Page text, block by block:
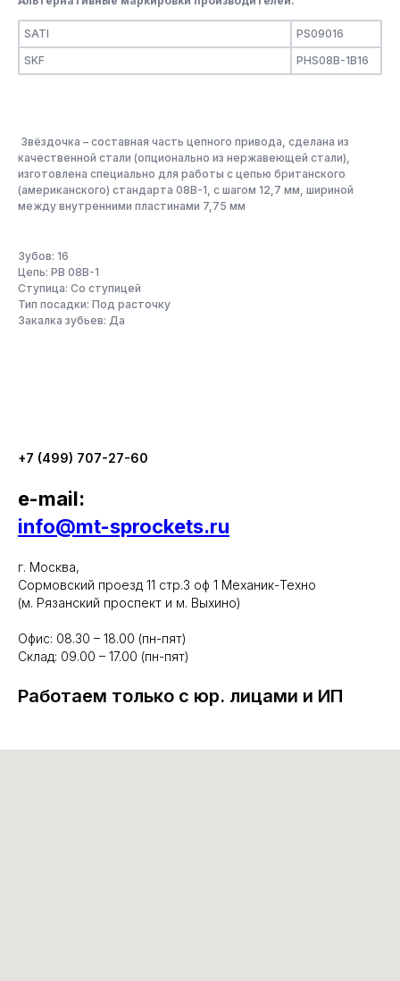
SATI
PS09016
SKF
PHS08B-1B16
Звёздочка – составная часть цепного привода, сделана из
качественной стали (опционально из нержавеющей стали),
изготовлена специально для работы с цепью британского
(американского) стандарта 08B-1, с шагом 12,7 мм, шириной
между внутренними пластинами 7,75 мм
Зубов: 16
Цепь: PB 08B-1
Ступица: Со ступицей
Тип посадки: Под расточку
Закалка зубьев: Да
+7 (499) 707-27-60
e-mail:
info@mt-sprockets.ru
г. Москва,
Сормовский проезд 11 стр.3 оф 1 Механик-Техно
(м. Рязанский проспект и м. Выхино)
Офис: 08.30 – 18.00 (пн-пят)
Склад: 09.00 – 17.00 (пн-пят)
Работаем только с юр. лицами и ИП